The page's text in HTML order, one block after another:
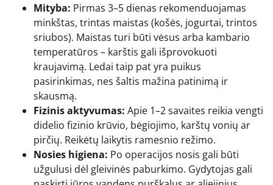
Mityba: Pirmas 3–5 dienas rekomenduojamas
minkštas, trintas maistas (košės, jogurtai, trintos
sriubos). Maistas turi būti vėsus arba kambario
temperatūros – karštis gali išprovokuoti
kraujavimą. Ledai taip pat yra puikus
pasirinkimas, nes šaltis mažina patinimą ir
skausmą.
Fizinis aktyvumas: Apie 1–2 savaites reikia vengti
didelio fizinio krūvio, bėgiojimo, karštų vonių ar
pirčių. Reikėtų laikytis ramesnio režimo.
Nosies higiena: Po operacijos nosis gali būti
užgulusi dėl gleivinės paburkimo. Gydytojas gali